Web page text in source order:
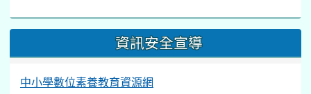
資訊安全宣導
中小學數位素養教育資源網